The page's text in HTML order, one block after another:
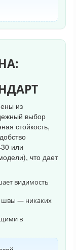
из
выбор
стойкость,
или
что дает
видимость
швы — никаких
в